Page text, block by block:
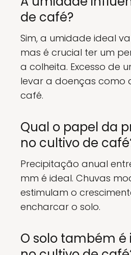
de café?
Sim, a umidade ideal
mas é crucial ter um
a colheita. Excesso de
levar a doenças como
café.
Qual o papel da
no cultivo de
Precipitação anual entre
mm é ideal. Chuvas
estimulam o
encharcar o solo.
O solo também